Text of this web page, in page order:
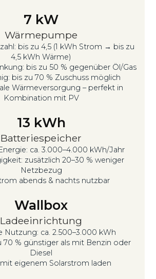
7 kW
Wärmepumpe
bis zu 4,5 (1 kWh Strom → bis zu
4,5 kWh Wärme)
bis zu 50 % gegenüber Öl/Gas
bis zu 70 % Zuschuss möglich
Wärmeversorgung – perfekt in
Kombination mit PV
13 kWh
Batteriespeicher
ca. 3.000–4.000 kWh/Jahr
zusätzlich 20–30 % weniger
Netzbezug
abends & nachts nutzbar
Wallbox
Ladeeinrichtung
Nutzung: ca. 2.500–3.000 kWh
70 % günstiger als mit Benzin oder
Diesel
mit eigenem Solarstrom laden